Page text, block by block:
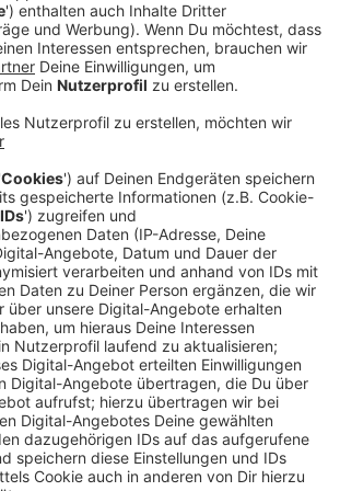
30.01.2024 00:15
Kaltstart 24: "Der lange